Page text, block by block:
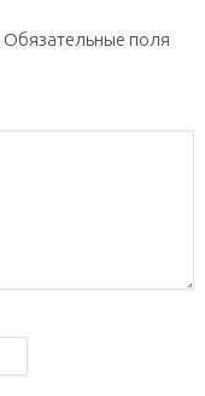
Обязательные поля